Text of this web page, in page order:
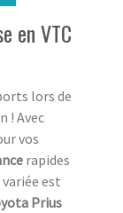
en VTC
lors de
! Avec
vos
rapides
est
Prius